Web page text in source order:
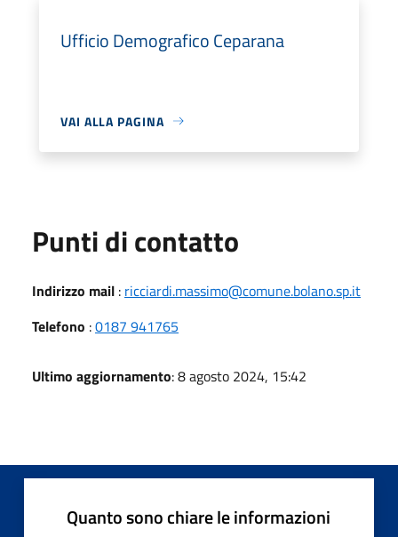
Ufficio Demografico Ceparana
VAI ALLA PAGINA
Punti di contatto
Indirizzo mail : ricciardi.massimo@comune.bolano.sp.it
Telefono :0187 941765
Ultimo aggiornamento: 8 agosto 2024, 15:42
Quanto sono chiare le informazioni